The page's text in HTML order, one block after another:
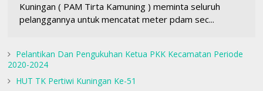
Kuningan ( PAM Tirta Kamuning ) meminta seluruh
pelanggannya untuk mencatat meter pdam sec...
Pelantikan Dan Pengukuhan Ketua PKK Kecamatan Periode
2020-2024
HUT TK Pertiwi Kuningan Ke-51